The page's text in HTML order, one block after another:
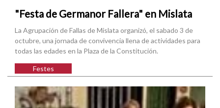
"Festa de Germanor Fallera" en Mislata
La Agrupación de Fallas de Mislata organizó, el sabado 3 de
octubre, una jornada de convivencia llena de actividades para
todas las edades en la Plaza de la Constitución.
Festes